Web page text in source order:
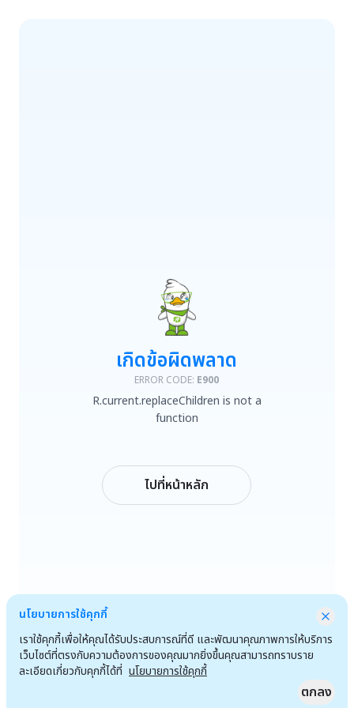
R.current.replaceChildren is not a function
เกิดข้อผิดพลาด
ERROR CODE: E900
R.current.replaceChildren is not a
function
ไปที่หน้าหลัก
นโยบายการใช้คุกกี้
เราใช้คุกกี้เพื่อให้คุณได้รับประสบการณ์ที่ดี และพัฒนาคุณภาพการให้บริการ
เว็บไซต์ที่ตรงกับความต้องการของคุณมากยิ่งขึ้นคุณสามารถทราบราย
ละเอียดเกี่ยวกับคุกกี้ได้ที่ นโยบายการใช้คุกกี้
ตกลง